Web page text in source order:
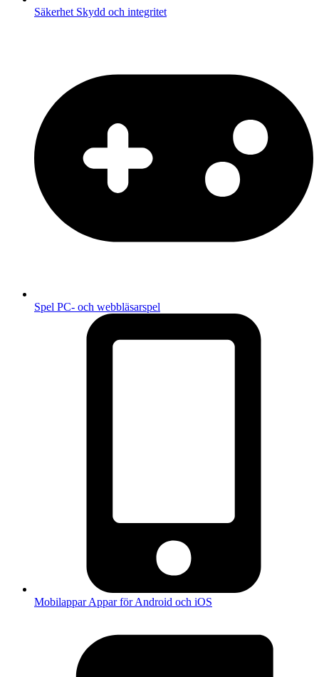
Säkerhet Skydd och integritet
Spel PC- och webbläsarspel
MobilapparAppar för Android och iOS